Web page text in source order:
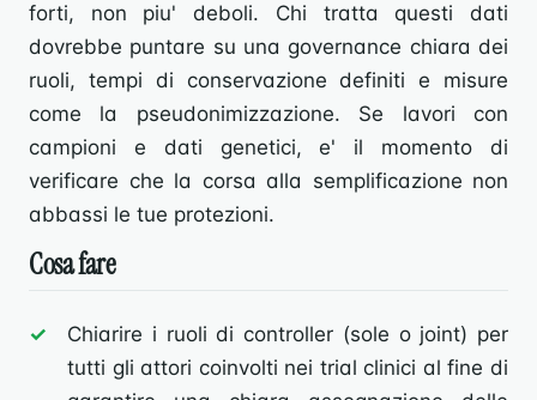
forti, non piu' deboli. Chi tratta questi dati
dovrebbe puntare su una governance chiara dei
ruoli, tempi di conservazione definiti e misure
come la pseudonimizzazione. Se lavori con
campioni e dati genetici, e' il momento di
verificare che la corsa alla semplificazione non
abbassi le tue protezioni.
Cosa fare
Chiarire i ruoli di controller (sole o joint) per
tutti gli attori coinvolti nei trial clinici al fine di